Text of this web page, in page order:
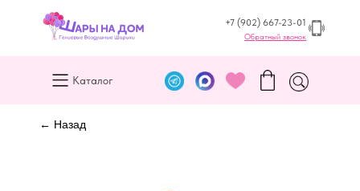
+7 (902) 667-23-01
Обратный звонок
Каталог
← Назад